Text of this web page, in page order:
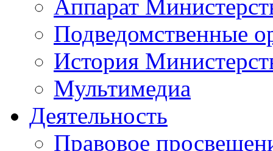
Аппарат
Подведомственные
История
Мультимедиа
Деятельность
Правовое